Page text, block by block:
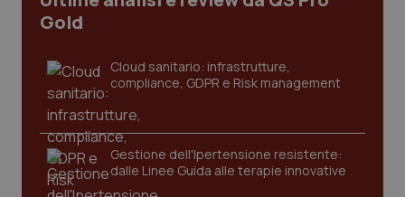
Gold
Cloud sanitario: infrastrutture,
compliance, GDPR e Risk management
Gestione dell'Ipertensione resistente:
dalle Linee Guida alle terapie innovative
I cookie necessari contribuiscono a rendere fruibile il
sito web abilitandone funzionalità di base quali la
funzionare correttamente senza questi cookie.
Nome
Dominio
VISITOR_PRIVACY_METADATA
.youtube.com